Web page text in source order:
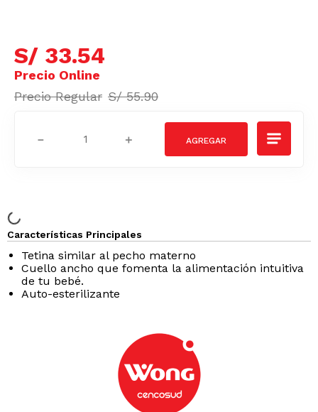
S/ 33 54
Características Principales
Tetina similar al pecho materno
Cuello ancho que fomenta la alimentación intuitiva
de tu bebé.
Auto-esterilizante